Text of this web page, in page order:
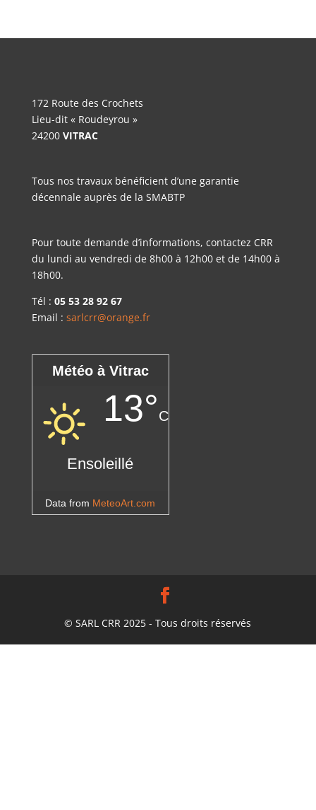
172 Route des Crochets
Lieu-dit « Roudeyrou »
24200 VITRAC
Tous nos travaux bénéficient d’une garantie
décennale auprès de la SMABTP
Pour toute demande d’informations, contactez CRR
du lundi au vendredi de 8h00 à 12h00 et de 14h00 à
18h00.
Tél : 05 53 28 92 67
Email : sarlcrr@orange.fr
Météo à Vitrac
13°C
Ensoleillé
Data from MeteoArt.com
© SARL CRR 2025 - Tous droits réservés